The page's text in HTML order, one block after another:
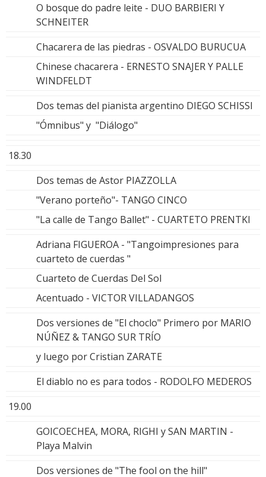
O bosque do padre leite - DUO BARBIERI Y
SCHNEITER
Chacarera de las piedras - OSVALDO BURUCUA
Chinese chacarera - ERNESTO SNAJER Y PALLE
WINDFELDT
Dos temas del pianista argentino DIEGO SCHISSI
"Ómnibus" y "Diálogo"
18.30
Dos temas de Astor PIAZZOLLA
"Verano porteño"- TANGO CINCO
"La calle de Tango Ballet" - CUARTETO PRENTKI
Adriana FIGUEROA - "Tangoimpresiones para
cuarteto de cuerdas "
Cuarteto de Cuerdas Del Sol
Acentuado - VICTOR VILLADANGOS
Dos versiones de "El choclo" Primero por MARIO
NÚÑEZ & TANGO SUR TRÍO
y luego por Cristian ZARATE
El diablo no es para todos - RODOLFO MEDEROS
19.00
GOICOECHEA, MORA, RIGHI y SAN MARTIN -
Playa Malvin
Dos versiones de "The fool on the hill"